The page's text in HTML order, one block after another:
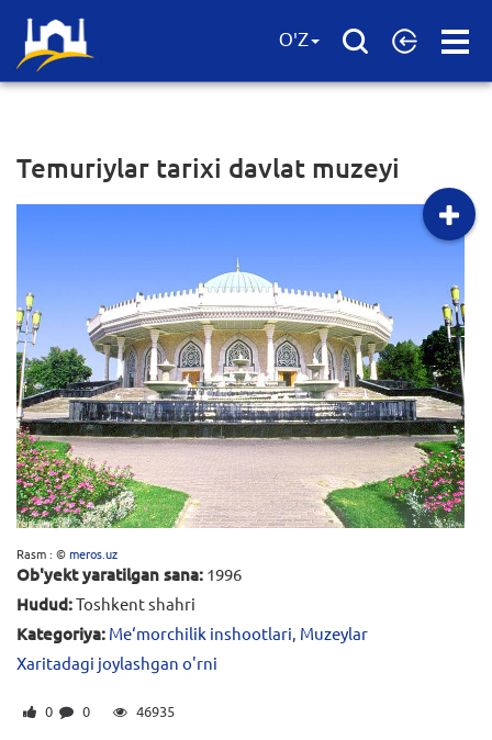
Open
O'Z
Temuriylar tarixi davlat muzeyi
Rasm : ©meros.uz
Ob'yekt yaratilgan sana: 1996
Hudud:Toshkent shahri
Kategoriya: Me‘morchilik inshootlari, Muzeylar
Xaritadagi joylashgan o'rni
0 0 46935